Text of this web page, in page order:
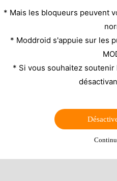
* Mais les bloqueurs peuvent
* Moddroid s'appuie sur les
* Si vous souhaitez